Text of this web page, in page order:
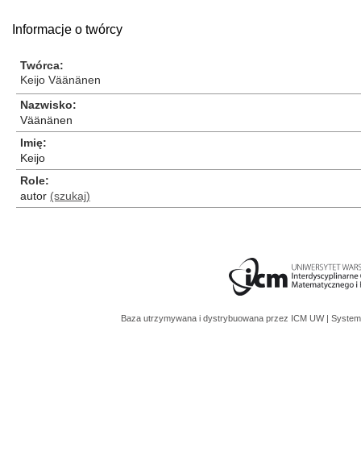
Informacje o twórcy
Twórca
Keijo Väänänen
Nazwisko
Väänänen
Imię
Keijo
Role
autor (szukaj)
Baza utrzymywana i dystrybuowana przez ICM UW |